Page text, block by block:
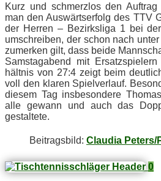
Kurz und schmerz­los den
man den Aus­wärts­er­folg des TTV
der Her­ren – Be­zirks­li­ga 1 bei
um­schrei­ben, der schon nach
zu­mer­ken gilt, dass bei­de
Sams­tag­abend mit
hält­nis von 27:4 zeigt beim
voll den kla­ren Spiel­ver­lauf.
die­sem Tag ins­be­son­de­re
alle ge­wann und auch das
gestaltete.
Bei­trags­bild: Claudia Peters/
0